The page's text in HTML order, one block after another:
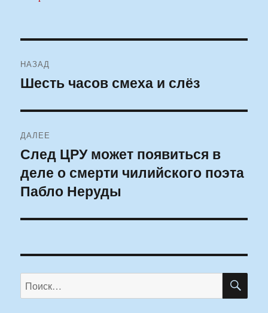
по
НАЗАД
Предыдущая
Шесть часов смеха и слёз
ДАЛЕЕ
Следующая
запись:
След ЦРУ может появиться в
деле о смерти чилийского поэта
Пабло Неруды
Искать: